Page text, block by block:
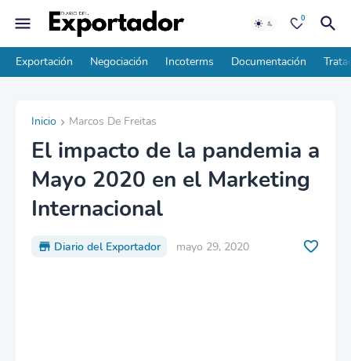
0
Exportación Negociación Incoterms Documentación
Inicio Marcos De Freitas
El impacto de la pandemia a
Mayo 2020 en el Marketing
Internacional
Diario del Exportador mayo 29, 2020